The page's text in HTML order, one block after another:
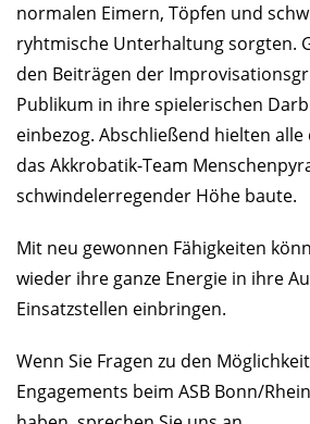
normalen Eimern, Töpfen und
ryhtmische Unterhaltung sorgten.
den Beiträgen der
Publikum in ihre spielerischen
einbezog. Abschließend hielten alle
das Akkrobatik-Team
schwindelerregender Höhe baute.
Mit neu gewonnen Fähigkeiten
wieder ihre ganze Energie in ihre
Einsatzstellen einbringen.
Wenn Sie Fragen zu den
Engagements beim ASB Bonn/